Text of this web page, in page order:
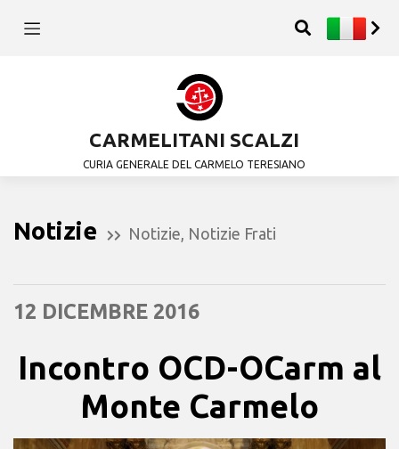
CARMELITANI SCALZI
CURIA GENERALE DEL CARMELO TERESIANO
Notizie Notizie Notizie Frati
12 DICEMBRE 2016
Incontro OCD-OCarm al
Monte Carmelo